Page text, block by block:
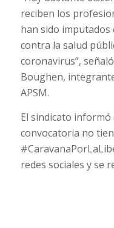
reciben los
han sido
contra la salud
coronavirus”,
Boughen,
APSM.
El sindicato
convocatoria no
redes sociales y se